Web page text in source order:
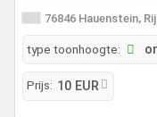
76846 Hauenstein,
type toonhoogte:
Prijs: 10 EUR